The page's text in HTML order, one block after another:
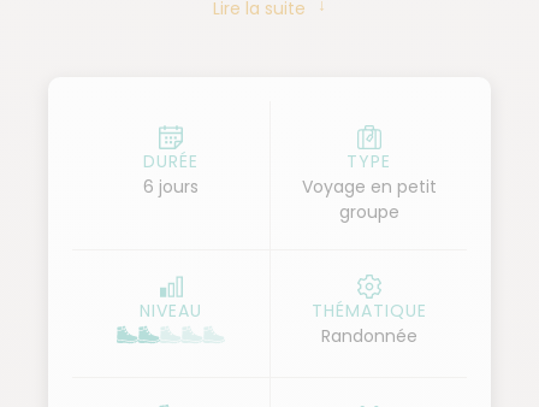
oiseaux, laissons-nous charmer par la beauté des
culture bretonne grâce à son histoire médiévale et
sa place centrale dans le Golfe du Morbihan.
Lire la suite
DURÉE
6 jours
TYPE
Voyage en petit
groupe
NIVEAU
THÉMATIQUE
Randonnée